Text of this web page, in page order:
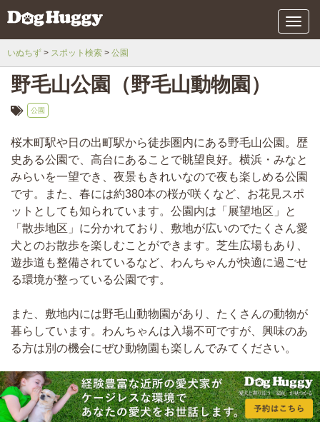
メ
ニ
いぬちず スポット検索 公園
野毛山公園（野毛山動物園）
公園
桜木町駅や日の出町駅から徒歩圏内にある野毛山公園。歴
史ある公園で、高台にあることで眺望良好。横浜・みなと
みらいを一望でき、夜景もきれいなので夜も楽しめる公園
です。また、春には約380本の桜が咲くなど、お花見スポ
ットとしても知られています。公園内は「展望地区」と
「散歩地区」に分かれており、敷地が広いのでたくさん愛
犬とのお散歩を楽しむことができます。芝生広場もあり、
遊歩道も整備されているなど、わんちゃんが快適に過ごせ
る環境が整っている公園です。
また、敷地内には野毛山動物園があり、たくさんの動物が
暮らしています。わんちゃんは入場不可ですが、興味のあ
る方は別の機会にぜひ動物園も楽しんでみてください。